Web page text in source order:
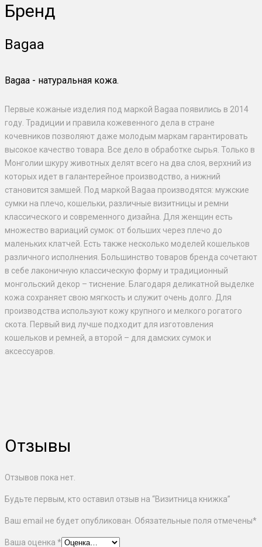
Бренд
Bagaa
Bagaa - натуральная кожа.
Первые кожаные изделия под маркой Bagaa появились в 2014
году. Традиции и правила кожевенного дела в стране
кочевников позволяют даже молодым маркам гарантировать
высокое качество товара. Все дело в обработке сырья. Только в
Монголии шкуру животных делят всего на два слоя, верхний из
которых идет в галантерейное производство, а нижний
становится замшей. Под маркой Bagaa производятся: мужские
сумки на плечо, кошельки, различные визитницы и ремни
классического и современного дизайна. Для женщин есть
множество вариаций сумок: от больших через плечо до
маленьких клатчей. Есть также несколько моделей кошельков
различного исполнения. Большинство товаров бренда сочетают
в себе лаконичную классическую форму и традиционный
монгольский декор – тиснение. Благодаря деликатной выделке
кожа сохраняет свою мягкость и служит очень долго. Для
производства используют кожу крупного и мелкого рогатого
скота. Первый вид лучше подходит для изготовления
кошельков и ремней, а второй – для дамских сумок и
аксессуаров.
Отзывы
Отзывов пока нет.
Будьте первым, кто оставил отзыв на “Визитница книжка”
Ваш email не будет опубликован. Обязательные поля отмечены*
Ваша оценка *